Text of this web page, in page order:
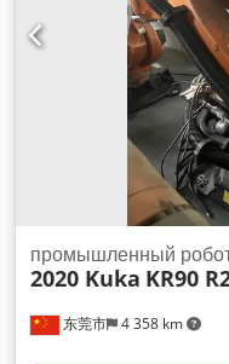
грузоподъемность: 10,9
9283: ± 0,02 мм
Rqjhhsa Диапазон
движения оси A2:
−120° / +156°
движения оси A5: ±
ПАРАМЕТРЫ
compact Панель
Производительность:
движений: 25 мм / 305
1 кг Температура
IP67 Степень защиты в
东莞市 4 358 km
промышленный
2020 Kuka KR90